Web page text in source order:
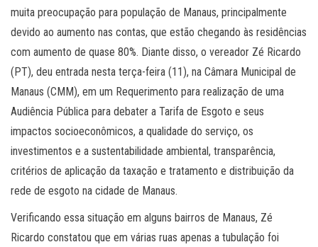
muita preocupação para população de Manaus, principalmente
devido ao aumento nas contas, que estão chegando às residências
com aumento de quase 80%. Diante disso, o vereador Zé Ricardo
(PT), deu entrada nesta terça-feira (11), na Câmara Municipal de
Manaus (CMM), em um Requerimento para realização de uma
Audiência Pública para debater a Tarifa de Esgoto e seus
impactos socioeconômicos, a qualidade do serviço, os
investimentos e a sustentabilidade ambiental, transparência,
critérios de aplicação da taxação e tratamento e distribuição da
rede de esgoto na cidade de Manaus.
Verificando essa situação em alguns bairros de Manaus, Zé
Ricardo constatou que em várias ruas apenas a tubulação foi